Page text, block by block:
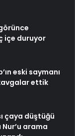
içe duruyor
eski saymanı
ettik
çaya düştüğü
arama